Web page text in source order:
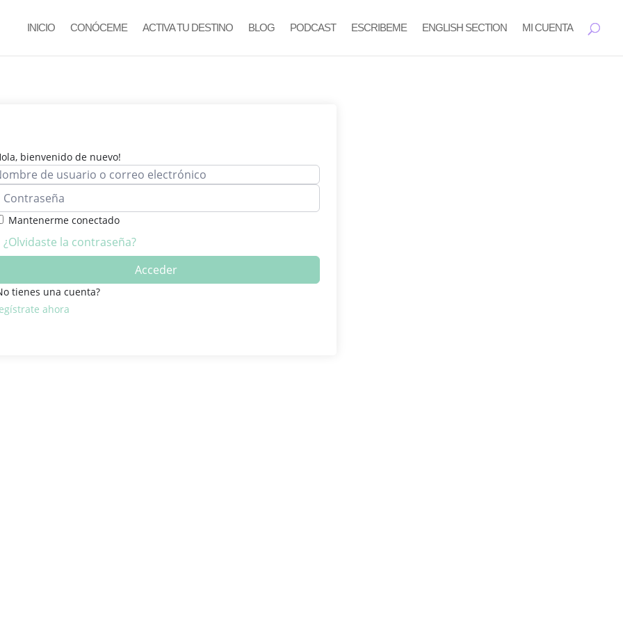
INICIO CONÓCEME ACTIVA TU DESTINO BLOG PODCAST ESCRIBEME ENGLISH SECTION MI CUENTA
bienvenido de nuevo!
Mantenerme conectado
¿Olvidaste la contraseña?
Acceder
tienes una cuenta?
ahora